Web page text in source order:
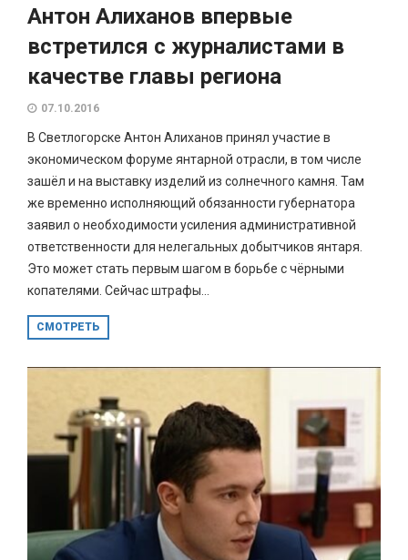
Антон Алиханов впервые
встретился с журналистами в
качестве главы региона
07.10.2016
В Светлогорске Антон Алиханов принял участие в
экономическом форуме янтарной отрасли, в том числе
зашёл и на выставку изделий из солнечного камня. Там
же временно исполняющий обязанности губернатора
заявил о необходимости усиления административной
ответственности для нелегальных добытчиков янтаря.
Это может стать первым шагом в борьбе с чёрными
копателями. Сейчас штрафы...
СМОТРЕТЬ